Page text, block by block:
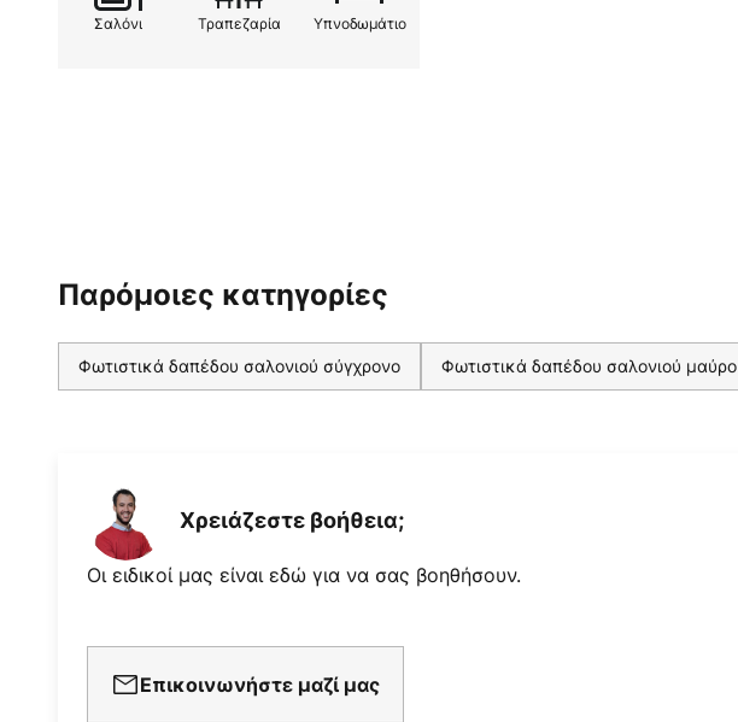
Σαλόνι Τραπεζαρία Υπνοδωμάτιο
Παρόμοιες κατηγορίες
Φωτιστικά δαπέδου σαλονιού σύγχρονο Φωτιστικά δαπέδου σαλονιού μαύρο
Χρειάζεστε βοήθεια;
Οι ειδικοί μας είναι εδώ για να σας βοηθήσουν.
Επικοινωνήστε μαζί μας